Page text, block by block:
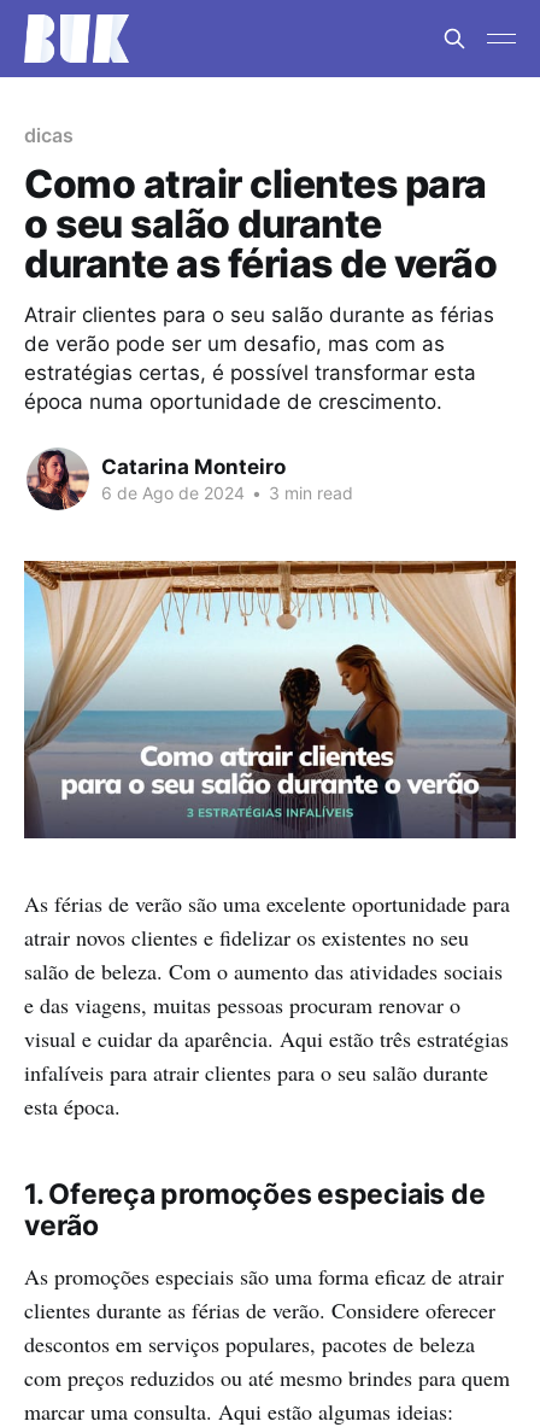
dicas
Como atrair clientes para
o seu salão durante
durante as férias de verão
Atrair clientes para o seu salão durante as férias
de verão pode ser um desafio, mas com as
estratégias certas, é possível transformar esta
época numa oportunidade de crescimento.
Catarina Monteiro
6 de Ago de 2024 • 3 min read
As férias de verão são uma excelente oportunidade para
atrair novos clientes e fidelizar os existentes no seu
salão de beleza. Com o aumento das atividades sociais
e das viagens, muitas pessoas procuram renovar o
visual e cuidar da aparência. Aqui estão três estratégias
infalíveis para atrair clientes para o seu salão durante
esta época.
1. Ofereça promoções especiais de
verão
As promoções especiais são uma forma eficaz de atrair
clientes durante as férias de verão. Considere oferecer
descontos em serviços populares, pacotes de beleza
com preços reduzidos ou até mesmo brindes para quem
marcar uma consulta. Aqui estão algumas ideias: